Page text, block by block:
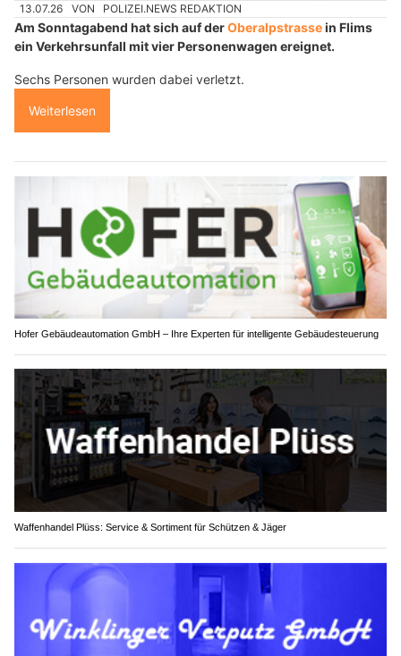
13.07.26 VON POLIZEI.NEWS REDAKTION
Am Sonntagabend hat sich auf derOberalpstrassein Flims
ein Verkehrsunfall mit vier Personenwagen ereignet.
Sechs Personen wurden dabei verletzt.
Weiterlesen
Hofer Gebäudeautomation GmbH – Ihre Experten für intelligente Gebäudesteuerung
Waffenhandel Plüss: Service & Sortiment für Schützen & Jäger